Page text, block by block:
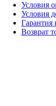
Условия
Условия
Гарантия
Возврат